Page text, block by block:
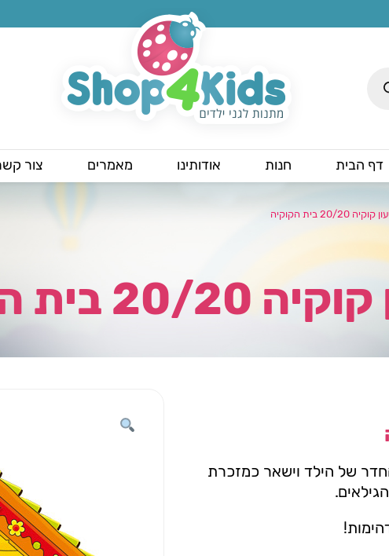
דף הבית חנות אודותינו מאמרים צור
20/20 בית הקוקיה
20 בית הקוקיה
של הילד וישאר כמזכרת